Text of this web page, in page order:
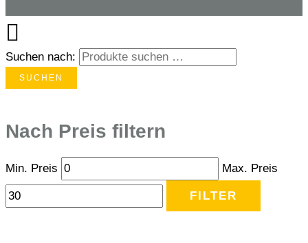
Suchen nach:
SUCHEN
Nach Preis filtern
Min. Preis Max. Preis
FILTER